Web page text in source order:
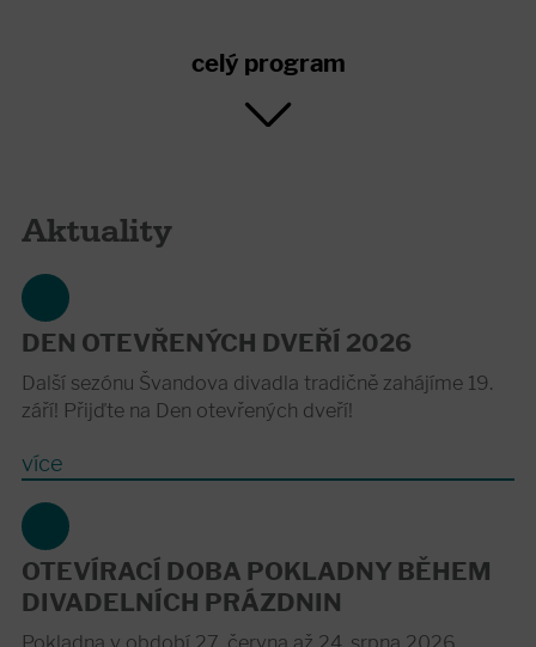
celý program
Aktuality
DEN OTEVŘENÝCH DVEŘÍ 2026
Další sezónu Švandova divadla tradičně zahájíme 19.
září! Přijďte na Den otevřených dveří!
více
OTEVÍRACÍ DOBA POKLADNY BĚHEM
DIVADELNÍCH PRÁZDNIN